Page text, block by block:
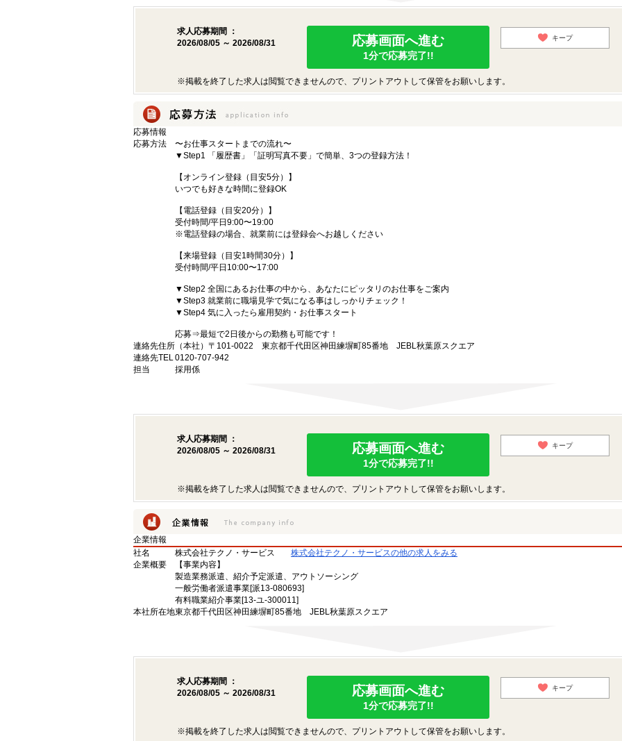
求人応募期間 ：
2026/08/05 ～ 2026/08/31
応募画面へ進む
1分で応募完了!!
キープ
※掲載を終了した求人は閲覧できませんので、プリントアウトして保管をお願いします。
応募情報
応募方法
〜お仕事スタートまでの流れ〜
▼Step1 「履歴書」「証明写真不要」で簡単、3つの登録方法！
【オンライン登録（目安5分）】
いつでも好きな時間に登録OK
【電話登録（目安20分）】
受付時間/平日9:00〜19:00
※電話登録の場合、就業前には登録会へお越しください
【来場登録（目安1時間30分）】
受付時間/平日10:00〜17:00
▼Step2 全国にあるお仕事の中から、あなたにピッタリのお仕事をご案内
▼Step3 就業前に職場見学で気になる事はしっかりチェック！
▼Step4 気に入ったら雇用契約・お仕事スタート
応募⇒最短で2日後からの勤務も可能です！
連絡先住所 （本社）〒101-0022 東京都千代田区神田練塀町85番地 JEBL秋葉原スクエア
連絡先TEL0120-707-942
担当
採用係
求人応募期間 ：
2026/08/05 ～ 2026/08/31
応募画面へ進む
1分で応募完了!!
キープ
※掲載を終了した求人は閲覧できませんので、プリントアウトして保管をお願いします。
企業情報
社名
株式会社テクノ・サービス
株式会社テクノ・サービスの他の求人をみる
企業概要
【事業内容】
製造業務派遣、紹介予定派遣、アウトソーシング
一般労働者派遣事業[派13-080693]
有料職業紹介事業[13-ユ-300011]
本社所在地東京都千代田区神田練塀町85番地 JEBL秋葉原スクエア
求人応募期間 ：
2026/08/05 ～ 2026/08/31
応募画面へ進む
1分で応募完了!!
キープ
※掲載を終了した求人は閲覧できませんので、プリントアウトして保管をお願いします。